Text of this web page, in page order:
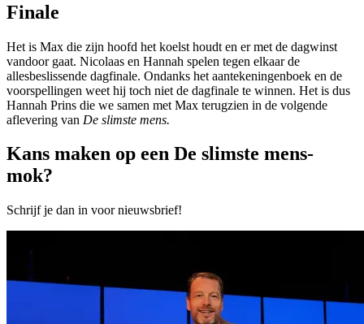
Finale
Het is Max die zijn hoofd het koelst houdt en er met de dagwinst
vandoor gaat. Nicolaas en Hannah spelen tegen elkaar de
allesbeslissende dagfinale. Ondanks het aantekeningenboek en de
voorspellingen weet hij toch niet de dagfinale te winnen. Het is dus
Hannah Prins die we samen met Max terugzien in de volgende
aflevering van De slimste mens.
Kans maken op een De slimste mens-
mok?
Schrijf je dan in voor nieuwsbrief!